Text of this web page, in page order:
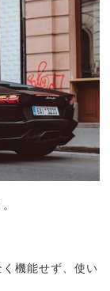
機能せず、使い